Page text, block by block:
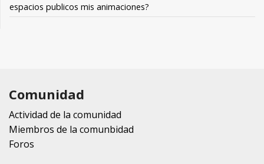
espacios publicos mis animaciones?
Comunidad
Actividad de la comunidad
Miembros de la comunbidad
Foros